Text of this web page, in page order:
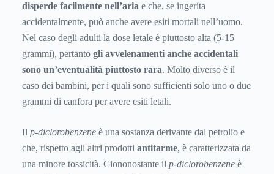
disperde facilmente nell’aria e che, se ingerita
accidentalmente, può anche avere esiti mortali nell’uomo.
Nel caso degli adulti la dose letale è piuttosto alta (5-15
grammi), pertanto gli avvelenamenti anche accidentali
sono un’eventualità piuttosto rara. Molto diverso è il
caso dei bambini, per i quali sono sufficienti solo uno o due
grammi di canfora per avere esiti letali.
Il p-diclorobenzene è una sostanza derivante dal petrolio e
che, rispetto agli altri prodotti antitarme, è caratterizzata da
una minore tossicità. Ciononostante il p-diclorobenzene è